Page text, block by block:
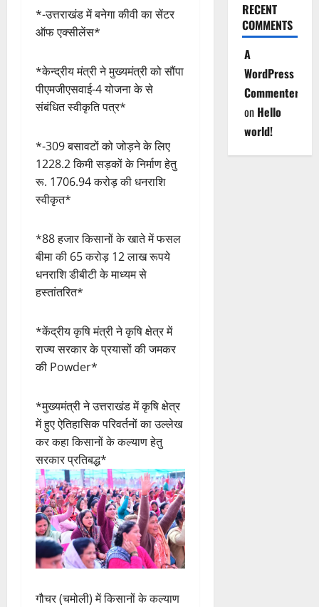
*-उत्तराखंड में बनेगा कीवी का सेंटर
ऑफ एक्सीलेंस*
*केन्द्रीय मंत्री ने मुख्यमंत्री को सौंपा
पीएमजीएसवाई-4 योजना के से
संबंधित स्वीकृति पत्र*
*-309 बसावटों को जोड़ने के लिए
1228.2 किमी सड़कों के निर्माण हेतु
रू. 1706.94 करोड़ की धनराशि
स्वीकृत*
*88 हजार किसानों के खाते में फसल
बीमा की 65 करोड़ 12 लाख रूपये
धनराशि डीबीटी के माध्यम से
हस्तांतरित*
*केंद्रीय कृषि मंत्री ने कृषि क्षेत्र में
राज्य सरकार के प्रयासों की जमकर
की Powder*
*मुख्यमंत्री ने उत्तराखंड में कृषि क्षेत्र
में हुए ऐतिहासिक परिवर्तनों का उल्लेख
कर कहा किसानों के कल्याण हेतु
सरकार प्रतिबद्ध*
गौचर (चमोली) में किसानों के कल्याण
RECENT
COMMENTS
A
WordPress
Commenter
on Hello
world!